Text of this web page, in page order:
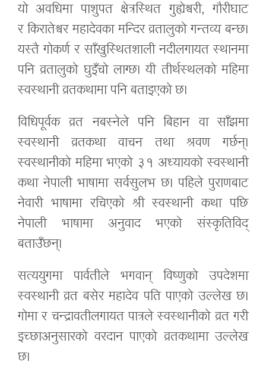
यो अवधिमा पाशुपत क्षेत्रस्थित गुह्येश्वरी, गौरीघाट
रकिरातेश्वरमहादेवका मन्दिर व्रतालुको गन्तव्य बन्छ।
यस्तै गोकर्ण र साँखुस्थितशाली नदीलगायतस्थानमा
पनि व्रतालुको घुइँचो लाग्छ। यी तीर्थस्थलको महिमा
स्वस्थानीव्रतकथामापनि बताइएको छ।
विधिपूर्वक व्रत नबस्नेले पनि बिहान वा साँझमा
स्वस्थानी व्रतकथा वाचन तथा श्रवण गर्छन्।
स्वस्थानीको महिमा भएको ३१ अध्यायको स्वस्थानी
कथा नेपाली भाषामा सर्वसुलभ छ। पहिले पुराणबाट
नेवारी भाषामा रचिएको श्री स्वस्थानीकथा पछि
नेपाली भाषामा अनुवाद भएको संस्कृतिविद्
बताउँछन्।
सत्ययुगमा पार्वतीले भगवान् विष्णुको उपदेशमा
स्वस्थानी व्रत बसेर महादेव पति पाएको उल्लेख छ।
गोमा र चन्द्रावतीलगायत पात्रले स्वस्थानीको व्रत गरी
इच्छाअनुसारको वरदान पाएको व्रतकथामाउल्लेख
छ।